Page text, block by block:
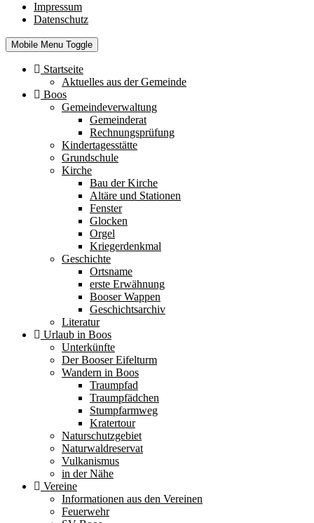
Impressum
Datenschutz
Mobile Menu Toggle
Startseite
Aktuelles aus der Gemeinde
Boos
Gemeindeverwaltung
Gemeinderat
Rechnungsprüfung
Kindertagesstätte
Grundschule
Kirche
Bau der Kirche
Altäre und Stationen
Fenster
Glocken
Orgel
Kriegerdenkmal
Geschichte
Ortsname
erste Erwähnung
Booser Wappen
Geschichtsarchiv
Literatur
Urlaub in Boos
Unterkünfte
Der Booser Eifelturm
Wandern in Boos
Traumpfad
Traumpfädchen
Stumpfarmweg
Kratertour
Naturschutzgebiet
Naturwaldreservat
Vulkanismus
in der Nähe
Vereine
Informationen aus den Vereinen
Feuerwehr